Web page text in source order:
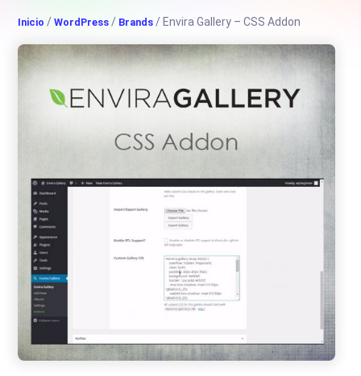
Inicio /WordPress / Brands / Envira Gallery – CSS Addon